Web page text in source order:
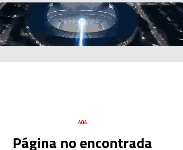
404
Página no encontrada